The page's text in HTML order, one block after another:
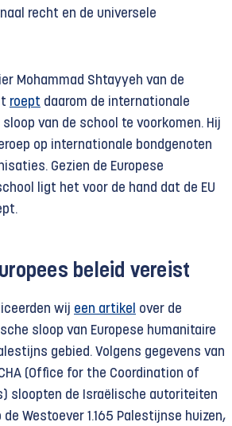
recht en de universele
Mohammad Shtayyeh van de
roept daarom de internationale
van de school te voorkomen. Hij
op internationale bondgenoten
Gezien de Europese
ligt het voor de hand dat de EU
beleid vereist
wij een artikel over de
sloop van Europese humanitaire
gebied. Volgens gegevens van
(Office for the Coordination of
sloopten de Israëlische autoriteiten
Westoever 1.165 Palestijnse huizen,